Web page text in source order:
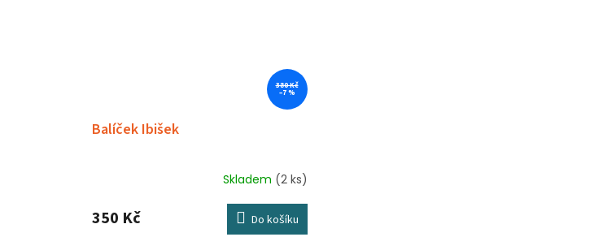
380 Kč
–7 %
Balíček Ibišek
Skladem (2 ks)
350 Kč Do košíku